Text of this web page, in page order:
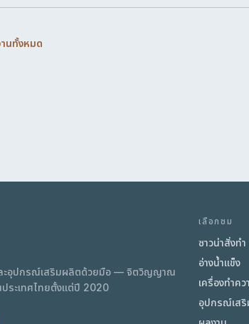
นทั้งหมด
ละอุปกรณ์เสริมผลิตด้วยมือ — จิตวิญญาณ
ระเทศไทยตั้งแต่ปี 2020
เลือกชม
ซาวน่าสั่งทำ
อ่างน้ำแข็ง
เครื่องทำคว
อุปกรณ์เสริ